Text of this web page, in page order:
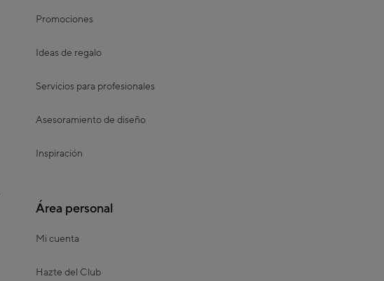
Promociones
Ideas de regalo
Servicios para profesionales
Asesoramiento de diseño
Inspiración
Área personal
Mi cuenta
Hazte del Club